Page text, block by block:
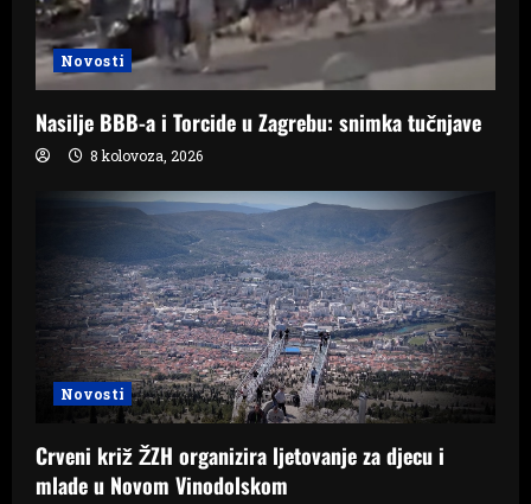
Novosti
Nasilje BBB-a i Torcide u Zagrebu: snimka tučnjave
8 kolovoza, 2026
Novosti
Crveni križ ŽZH organizira ljetovanje za djecu i
mlade u Novom Vinodolskom